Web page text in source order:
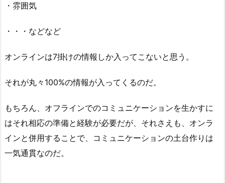
・雰囲気
・・・などなど
オンラインは7掛けの情報しか入ってこないと思う。
それが丸々100%の情報が入ってくるのだ。
もちろん、オフラインでのコミュニケーションを生かすに
はそれ相応の準備と経験が必要だが、それさえも、オンラ
インと併用することで、コミュニケーションの土台作りは
一気通貫なのだ。